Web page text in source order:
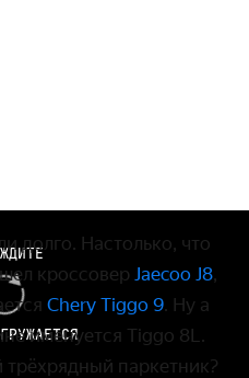
долго. Настолько, что
кроссовер Jaecoo J8,
Chery Tiggo 9. Ну а
именуется Tiggo 8L.
паркетник?